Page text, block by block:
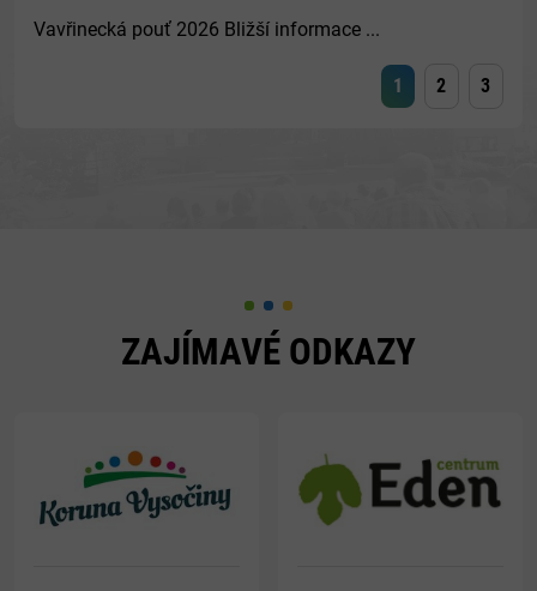
Vavřinecká pouť 2026 Bližší informace ...
1 2 3
ZAJÍMAVÉ ODKAZY